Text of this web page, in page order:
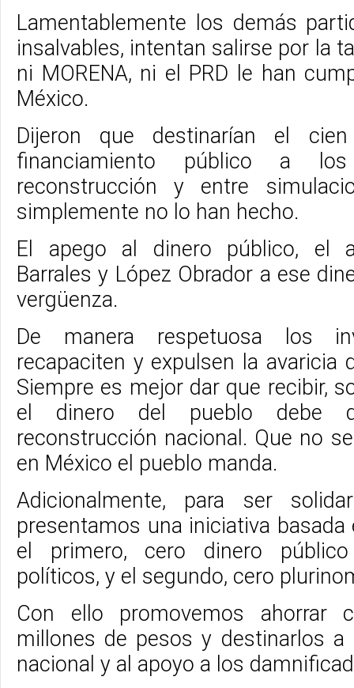
Lamentablemente los demás
insalvables, intentan salirse por la
ni MORENA, ni el PRD le han
México.
Dijeron que destinarían el
financiamiento público a
reconstrucción y entre
simplemente no lo han hecho.
El apego al dinero público, el
Barrales y López Obrador a ese
vergüenza.
De manera respetuosa los
recapaciten y expulsen la avaricia
Siempre es mejor dar que recibir,
el dinero del pueblo debe
reconstrucción nacional. Que no
en México el pueblo manda.
Adicionalmente, para ser
presentamos una iniciativa
el primero, cero dinero
políticos, y el segundo, cero
Con ello promovemos ahorrar
millones de pesos y destinarlos a
nacional y al apoyo a los